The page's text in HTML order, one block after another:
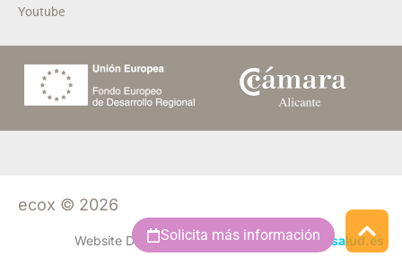
Youtube
Solicita más información
ecox © 2026
Website Design & Development by marcadisalud.es